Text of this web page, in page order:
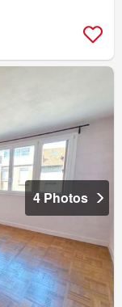
4 Photos